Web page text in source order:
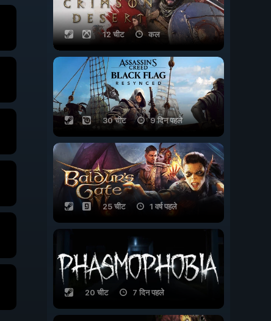
12 चीट कल
30 चीट 9 दिन पहले
25 चीट 1 वर्ष पहले
20 चीट 7 दिन पहले